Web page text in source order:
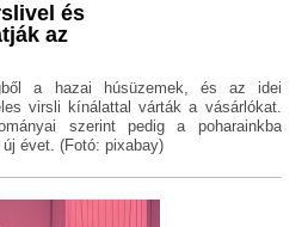
és
az
a hazai húsüzemek, és az idei
virsli kínálattal várták a vásárlókat.
szerint pedig a poharainkba
évet. (Fotó: pixabay)